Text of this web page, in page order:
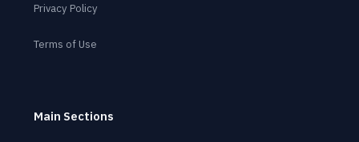
Privacy Policy
Terms of Use
Main Sections